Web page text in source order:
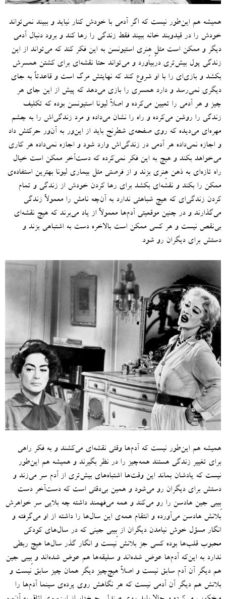
همیشه هم این‌طور نیست که اگر آدمی با خودش کنار نیاید و ببیند نمی‌‌تواند
خودش را در قید‌وبند خانه ببیند فقط زندگی را رها کند و برود دنبال آدمی
دیگر و ممکن است مثلِ هِنری استیونسن به این فکر کند که می‌تواند از این
زندگی پول بیش‌تری دربیاورد و می‌تواند حتا نقشه‌ای برای کشتن همسرش
بکشد و بازی‌ای را با او شروع کند که نهایتش مرگ است و قاعدتاً به جای
دیگری نمی‌رسد و دارد همسری را بازی می‌‌دهد که پیش از این جای هر
چیز و هر آدمی را تعیین می‌کرده و اصلاً لیونا استیونسن بوده که تکلیف
زندگی را روشن می‌کرده و راه را نشان می‌داده و مرد زندگی‌اش را به چشم
مهره‌ای می‌دیده‌ که روی صفحه‌ی شطرنج باید از این‌ور به آن‌ور حرکتش داد
و اجازه نمی‌داده هر آدمی در زندگی‌اش وارد شود و اجازه نمی‌داده هر کاری
می‌خواهد بکند و هیچ به این فکر نمی‌کرده که دست‌آخر ممکن است خیال
راه تازه‌ای به ذهن هِنری بزند و از فرصتی مثل بیماری لیونا بهترین استفاده‌ی
ممکن را بکند و نقشه‌ای بکشد برای رها کردن خودش از زندگی و تمام
کردن زندگی‌ای که هیچ شباهتی ندارد به آن‌چه نامش را معمولاً زندگی
می‌گذارند و در چنین موقعیتی آدم‌ها معمولاً از یاد می‌برند که هیچ نقشه‌ای
بی‌نقص نیست و هر کسی ممکن است بالاخره دست به اشتباهی بزند و
دستش برای دیگران رو شود.
همیشه هم این‌طور نیست که آدم‌ها وقتی نقشه‌ای می‌کشند و به فکر راهی
برای تغییر زندگی هستند همه‌چیز را در نظر بگیرند و همیشه هم این‌طور
نیست که یادشان بماند این وقت‌ها اشتباه‌های بیش‌تری از آدم سر می‌زند و
دستش برای دیگران رو می‌شود و همین بی‌دقتی است که دست‌آخر دست
بِیبی جین هادسن را رو می‌کند و همه می‌فهمند داشته چه بلایی سر خواهرش
بلانش هادسن می‌آورده و انتقام همه‌ی این سال‌ها را داشته از او می‌گرفته و
انگار مسؤل خوش نیامدن دیگران از بِیبی جینی که در سال‌های کودکی
محبوب قلب‌ها بوده کسی جز بلانش نیست و انگار گذر سال‌ها هیچ ربطی
ندارد به این‌که آدم‌ها عوض شده‌اند و سلیقه‌ها هم عوض شده‌اند و بِیبی جین
هم دیگر آن آدم سابق نیست و اصلاً هیچ‌چیز دیگر همان چیز سابق نیست و
بلانش هم دیگر آن آدمی نیست که هر نگاهش روی پرده‌ی سینما آدم‌ها را